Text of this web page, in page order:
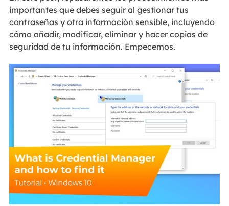
importantes que debes seguir al gestionar tus
contraseñas y otra información sensible, incluyendo
cómo añadir, modificar, eliminar y hacer copias de
seguridad de tu información. Empecemos.